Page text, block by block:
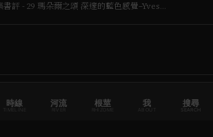
時線 河流
RIVER
根莖 我 搜尋
SEARCH
書評 - 29 瑪朵爾之頌 深邃的藍色感覺–Yves
[[Naomi Klein 標記自動生成